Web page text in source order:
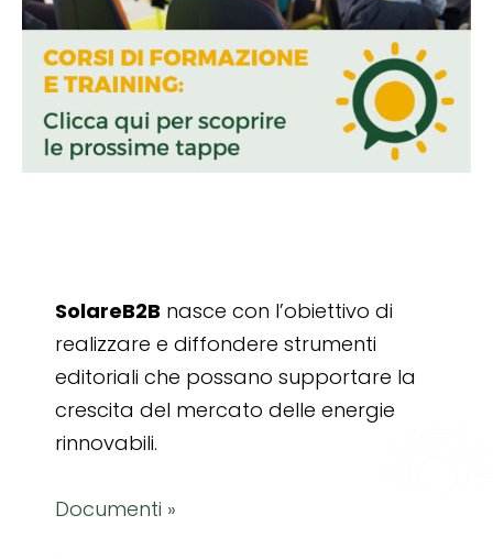
SolareB2B nasce con l’obiettivo di
realizzare e diffondere strumenti
editoriali che possano supportare la
crescita del mercato delle energie
rinnovabili.
Documenti »